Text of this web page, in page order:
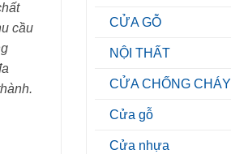
CỬA GỖ
NỘI THẤT
CỬA CHỐNG CHÁY
Cửa gỗ
Cửa nhựa
cầu